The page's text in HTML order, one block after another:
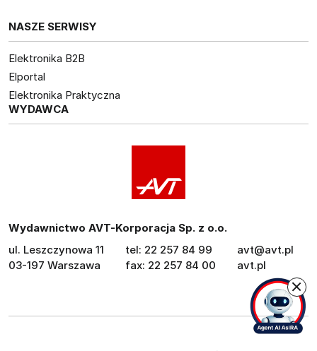
NASZE SERWISY
Elektronika B2B
Elportal
Elektronika Praktyczna
WYDAWCA
Wydawnictwo AVT-Korporacja Sp. z o.o.
ul. Leszczynowa 11
03-197 Warszawa
tel: 22 257 84 99
fax: 22 257 84 00
avt@avt.pl
avt.pl